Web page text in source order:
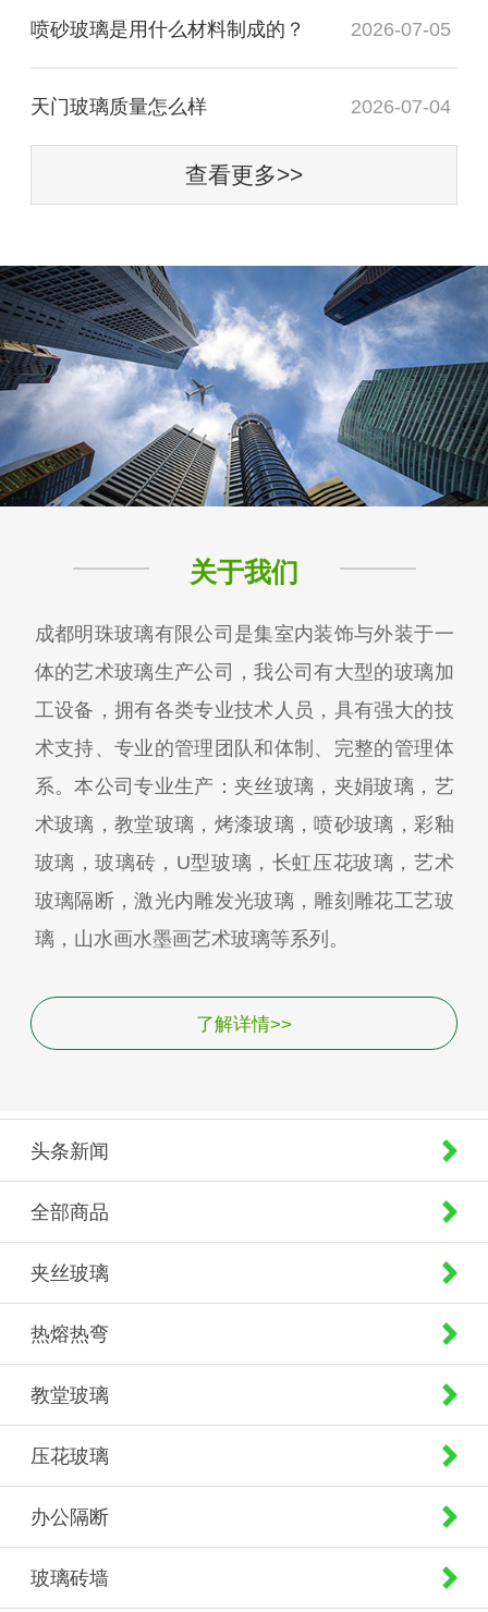
喷砂玻璃是用什么材料制成的？ 2026-07-05
天门玻璃质量怎么样 2026-07-04
查看更多>>
关于我们
成都明珠玻璃有限公司是集室内装饰与外装于一
体的艺术玻璃生产公司，我公司有大型的玻璃加
工设备，拥有各类专业技术人员，具有强大的技
术支持、专业的管理团队和体制、完整的管理体
系。本公司专业生产：夹丝玻璃，夹娟玻璃，艺
术玻璃，教堂玻璃，烤漆玻璃，喷砂玻璃，彩釉
玻璃，玻璃砖，U型玻璃，长虹压花玻璃，艺术
玻璃隔断，激光内雕发光玻璃，雕刻雕花工艺玻
璃，山水画水墨画艺术玻璃等系列。
了解详情>>
头条新闻
全部商品
夹丝玻璃
热熔热弯
教堂玻璃
压花玻璃
办公隔断
玻璃砖墙